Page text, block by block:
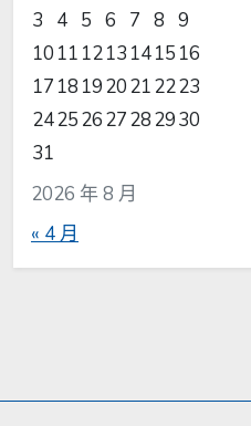
2026 年 8 月
3
4 5 6 7 8 9
10 11 1213 1415 16
17 18 1920212223
24252627282930
31
« 4 月